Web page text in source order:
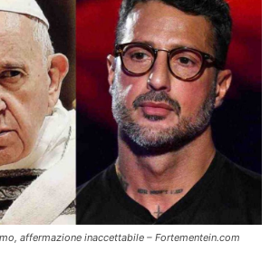
affermazione inaccettabile – Fortementein.com